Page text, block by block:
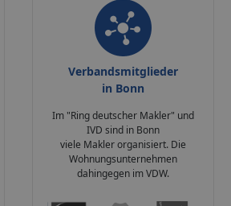
Verbandsmitglieder
in Bonn
Im "Ring deutscher Makler" und
IVD sind in Bonn
viele Makler organisiert. Die
Wohnungsunternehmen
dahingegen im VDW.